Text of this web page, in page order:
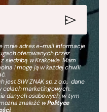
mnie adres e-mail informacje
oferowanych przez
siedzibą w Krakowie. Mam
i mogę ją w każdej chwili
SIW ZNAK sp. z o.o., dane
celach marketingowych.
danych osobowych, w tym
znaleźć wPolityce
.